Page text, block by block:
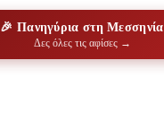
🎉 Πανηγύρια στη Μεσσηνία
Δες όλες τις αφίσες →